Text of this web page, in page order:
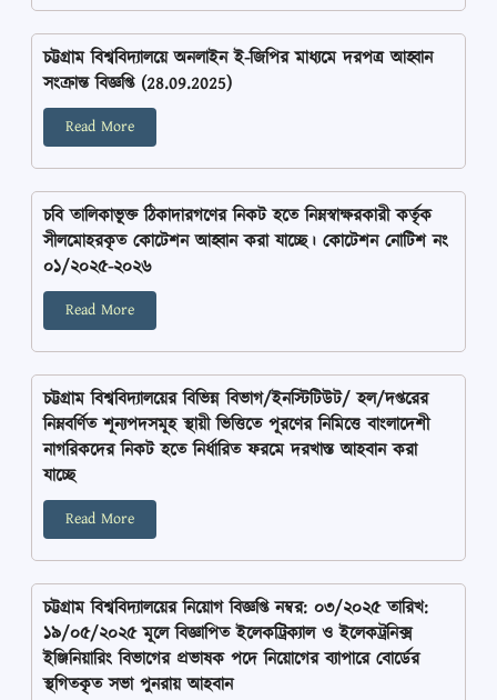
চট্টগ্রাম বিশ্ববিদ্যালয়ে অনলাইন ই-জিপির মাধ্যমে দরপত্র আহ্বান
সংক্রান্ত বিজ্ঞপ্তি (28.09.2025)
Read More
চবি তালিকাভূক্ত ঠিকাদারগণের নিকট হতে নিম্নস্বাক্ষরকারী কর্তৃক
সীলমোহরকৃত কোটেশন আহ্বান করা যাচ্ছে। কোটেশন নোটিশ নং
০১/২০২৫-২০২৬
Read More
চট্টগ্রাম বিশ্ববিদ্যালয়ের বিভিন্ন বিভাগ/ইনস্টিটিউট/ হল/দপ্তরের
নিম্নবর্ণিত শূন্যপদসমূহ স্থায়ী ভিত্তিতে পূরণের নিমিত্তে বাংলাদেশী
নাগরিকদের নিকট হতে নির্ধারিত ফরমে দরখাস্ত আহবান করা
যাচ্ছে
Read More
চট্টগ্রাম বিশ্ববিদ্যালয়ের নিয়োগ বিজ্ঞপ্তি নম্বর: ০৩/২০২৫ তারিখ:
১৯/০৫/২০২৫ মূলে বিজ্ঞাপিত ইলেকট্রিক্যাল ও ইলেকট্রনিক্স
ইঞ্জিনিয়ারিং বিভাগের প্রভাষক পদে নিয়োগের ব্যাপারে বোর্ডের
স্থগিতকৃত সভা পুনরায় আহবান